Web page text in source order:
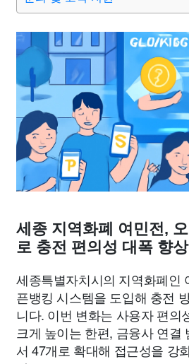
세종 지역화폐 여민전,
로 충전 편의성 대폭 향상
세종특별자치시의 지역화폐인
픈뱅킹 시스템을 도입해 충전
니다. 이번 변화는 사용자 편의
크게 높이는 한편, 금융사 연결
서 47개로 확대해 접근성을 강